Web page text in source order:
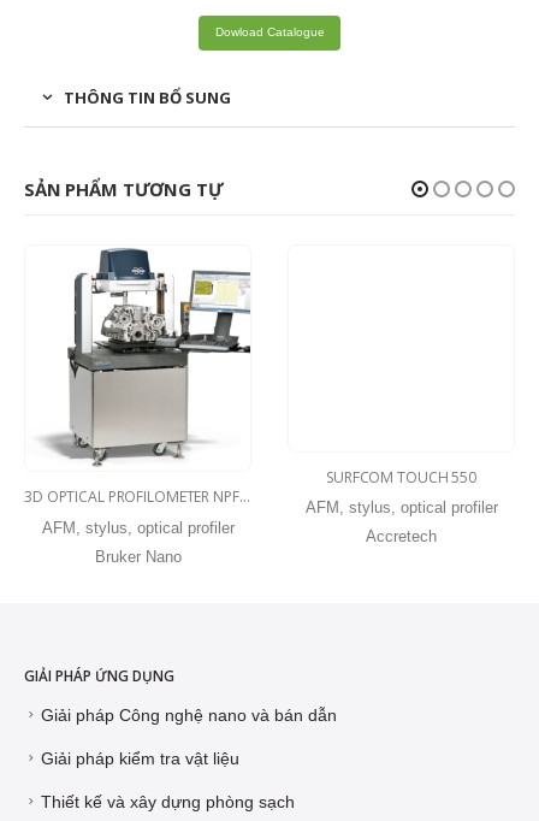
Dowload Catalogue
THÔNG TIN BỔ SUNG
SẢN PHẨM TƯƠNG TỰ
3D OPTICAL PROFILOMETER NPFLEX
AFM, stylus, optical profiler
Bruker Nano
SURFCOM TOUCH 550
AFM, stylus, optical profiler
Accretech
GIẢI PHÁP ỨNG DỤNG
Giải pháp Công nghệ nano và bán dẫn
Giải pháp kiểm tra vật liệu
Thiết kế và xây dựng phòng sạch